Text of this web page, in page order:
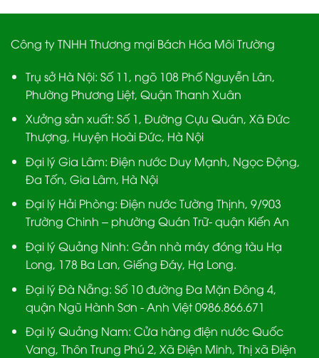
Công ty TNHH Thương mại Bách Hóa Môi Trường
Trụ sở Hà Nội: Số 11, ngõ 108 Phố Nguyễn Lân,
Phường Phương Liệt, Quận Thanh Xuân
Xưởng sản xuất: Số 1, Đường Cựu Quán, Xã Đức
Thượng, Huyện Hoài Đức, Hà Nội
Đại lý Gia Lâm: Điện nước Duy Mạnh, Ngọc Động,
Đa Tốn, Gia Lâm, Hà Nội
Đại lý Hải Phòng: Điện nước Tường Thịnh, 9/903
Trường Chinh – phường Quán Trữ- quận Kiến An
Đại lý Quảng Ninh: Gần nhà máy đóng tàu Hạ
Long, 178 Ba Lan, Giếng Đáy, Hạ Long.
Đại lý Đà Nẵng: Số 10 đường Đa Mặn Đông 4,
quận Ngũ Hành Sơn - Anh Việt 0986.866.671
Đại lý Quảng Nam: Cửa hàng điện nước Quốc
Vang, Thôn Trung Phú 2, Xã Điện Minh, Thị xã Điện